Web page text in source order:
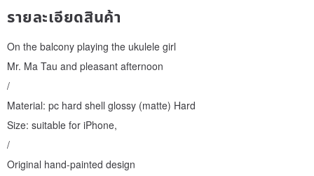
รายละเอียดสินค้า
On the balcony playing the ukulele girl
Mr. Ma Tau and pleasant afternoon
/
Material: pc hard shell glossy (matte) Hard
Size: suitable for iPhone,
/
Original hand-painted design